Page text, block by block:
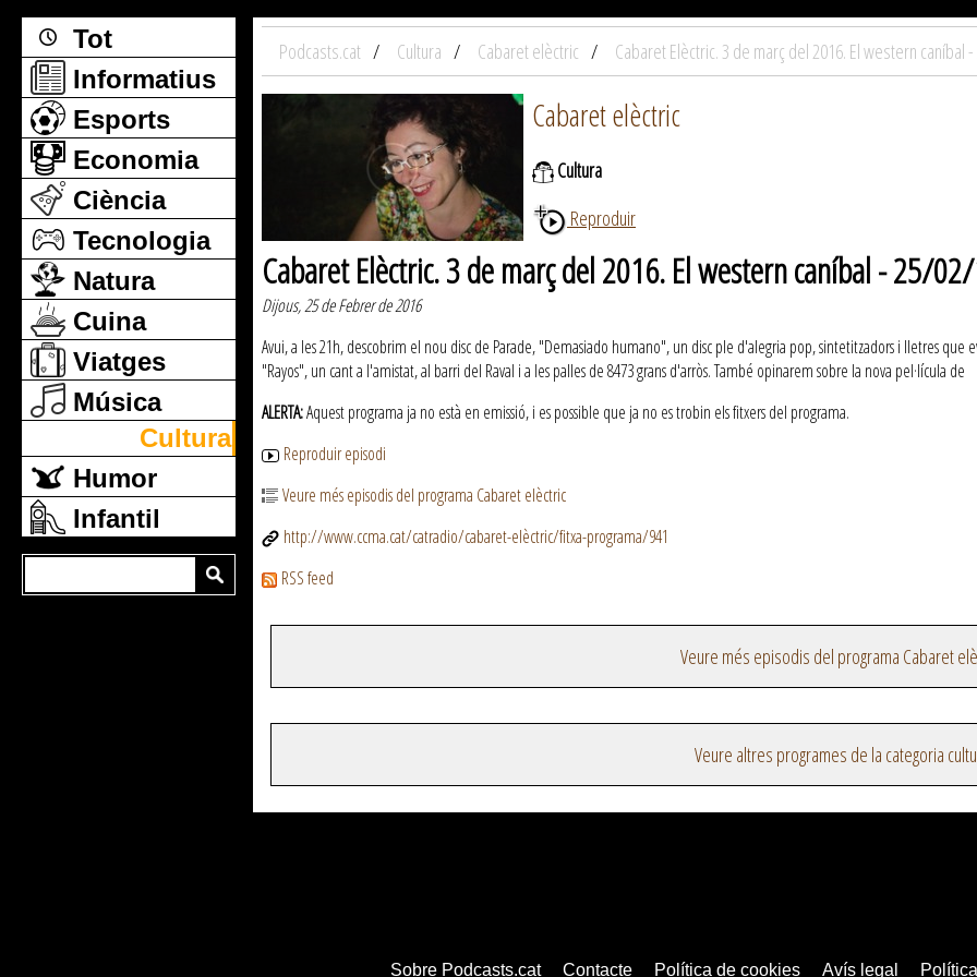
Tot
Informatius
Esports
Economia
Ciència
Tecnologia
Natura
Cuina
Viatges
Música
Cultura
Humor
Infantil
Podcasts.cat Cultura Cabaret elèctric Cabaret Elèctric. 3 de març del 2016. El western caníbal
Cabaret elèctric
Cultura
Reproduir
Cabaret Elèctric. 3 de març del 2016. El western caníbal - 25/
Dijous, 25 de Febrer de 2016
Avui, a les 21h, descobrim el nou disc de Parade, "Demasiado humano", un disc ple d'alegria pop, sintetitzadors i lletres
"Rayos", un cant a l'amistat, al barri del Raval i a les palles de 8473 grans d'arròs. També opinarem sobre la nova pel·lícula de
ALERTA:Aquest programa ja no està en emissió, i es possible que ja no es trobin els fitxers del programa.
Reproduir episodi
Veure més episodis del programa Cabaret elèctric
http://www.ccma.cat/catradio/cabaret-elèctric/fitxa-programa/941
RSS feed
Veure més episodis del programa Cabaret
Veure altres programes de la categoria
Sobre Podcasts.cat Contacte Política de cookies Avís legal